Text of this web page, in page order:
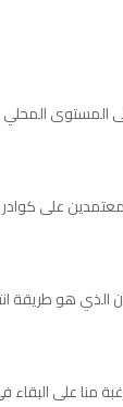
المحلي
معتمدين على
الذي هو
منا على